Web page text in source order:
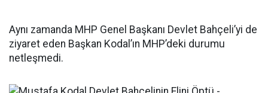
Aynı zamanda MHP Genel Başkanı Devlet Bahçeli’yi de
ziyaret eden Başkan Kodal’ın MHP’deki durumu
netleşmedi.